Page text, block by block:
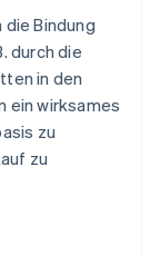
Bindung
durch die
in den
ein wirksames
zu
zu